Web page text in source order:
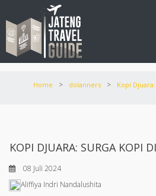
Home > dolanners > Kopi
KOPI DJUARA: SURGA KOPI
08 Juli 2024
Aliffiya Indri Nandalushita